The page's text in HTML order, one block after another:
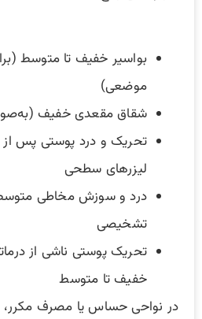
بواسیر خفیف تا متوسط
موضعی)
شقاق مقعدی خفیف
تحریک و درد پوستی پس از
لیزرهای سطحی
درد و سوزش مخاطی
تشخیصی
تحریک پوستی ناشی از
خفیف تا متوسط
در نواحی حساس یا مصرف مکرر،